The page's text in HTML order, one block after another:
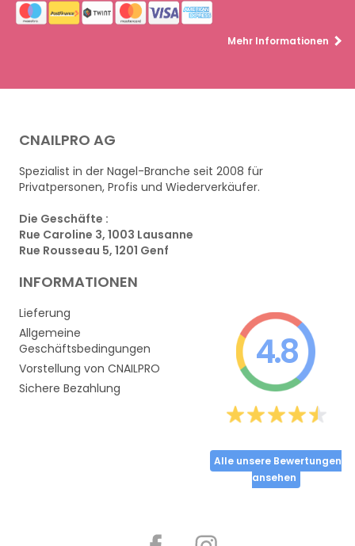
Mehr Informationen
CNAILPRO AG
Spezialist in der Nagel-Branche seit 2008 für
Privatpersonen, Profis und Wiederverkäufer.
Die Geschäfte :
Rue Caroline 3, 1003 Lausanne
Rue Rousseau 5, 1201 Genf
INFORMATIONEN
Lieferung
Allgemeine
Geschäftsbedingungen
Vorstellung von CNAILPRO
Sichere Bezahlung
4.8
Alle unsere Bewertungen
ansehen